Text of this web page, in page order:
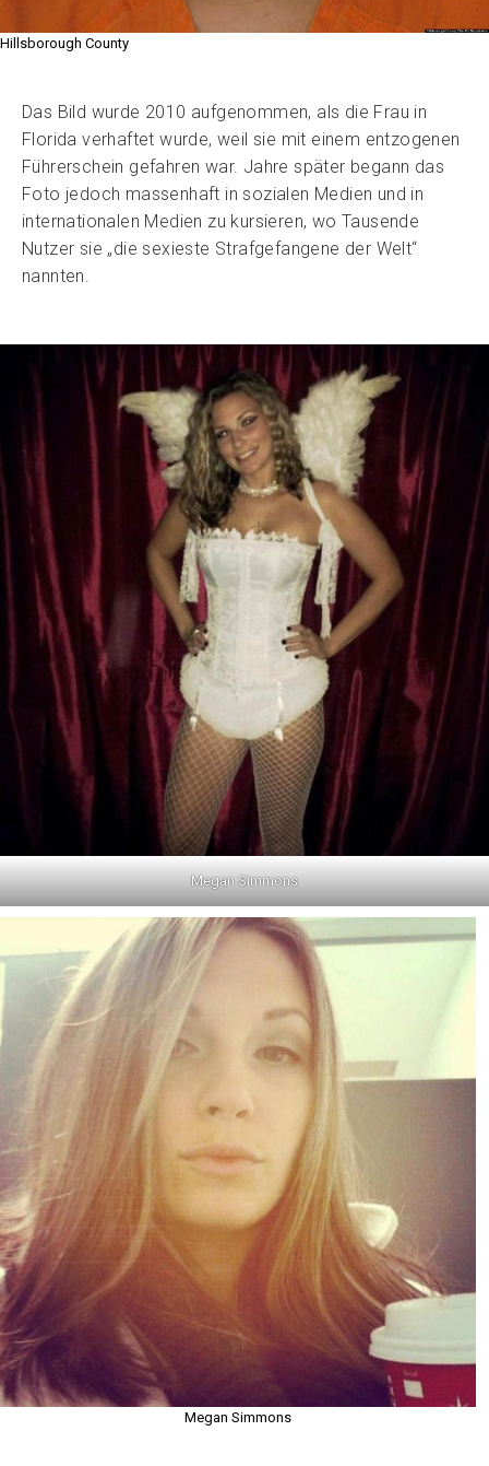
Hillsborough County
Das Bild wurde 2010 aufgenommen, als die Frau in
Florida verhaftet wurde, weil sie mit einem entzogenen
Führerschein gefahren war. Jahre später begann das
Foto jedoch massenhaft in sozialen Medien und in
internationalen Medien zu kursieren, wo Tausende
Nutzer sie „die sexieste Strafgefangene der Welt“
nannten.
Megan Simmons
Megan Simmons